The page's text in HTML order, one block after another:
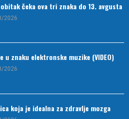
čeka ova tri znaka do 13. avgusta
2026
u znaku elektronske muzike (VIDEO)
2026
koja je idealna za zdravlje mozga